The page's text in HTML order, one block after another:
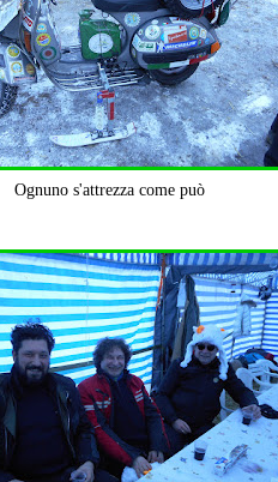
Ognuno s'attrezza come può